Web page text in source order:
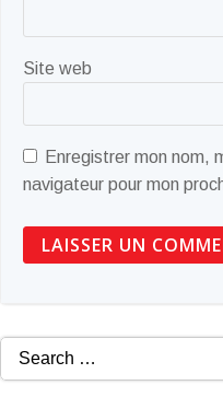
Site web
Enregistrer mon nom,
navigateur pour mon
Search
for: